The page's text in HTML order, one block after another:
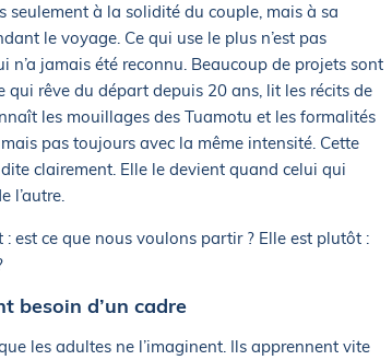
seulement à la solidité du couple, mais à sa
le voyage. Ce qui use le plus n’est pas
n’a jamais été reconnu. Beaucoup de projets sont
qui rêve du départ depuis 20 ans, lit les récits de
les mouillages des Tuamotu et les formalités
pas toujours avec la même intensité. Cette
clairement. Elle le devient quand celui qui
l’autre.
est ce que nous voulons partir ? Elle est plutôt :
besoin d’un cadre
les adultes ne l’imaginent. Ils apprennent vite